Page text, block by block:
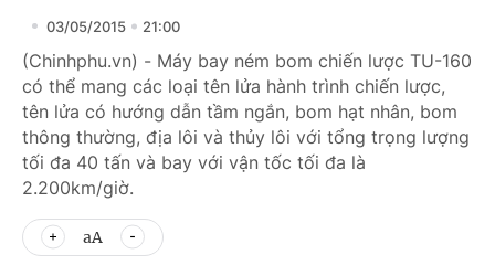
03/05/2015 21:00
(Chinhphu.vn) - Máy bay ném bom chiến lược TU-160
có thể mang các loại tên lửa hành trình chiến lược,
tên lửa có hướng dẫn tầm ngắn, bom hạt nhân, bom
thông thường, địa lôi và thủy lôi với tổng trọng lượng
tối đa 40 tấn và bay với vận tốc tối đa là
2.200km/giờ.
aA